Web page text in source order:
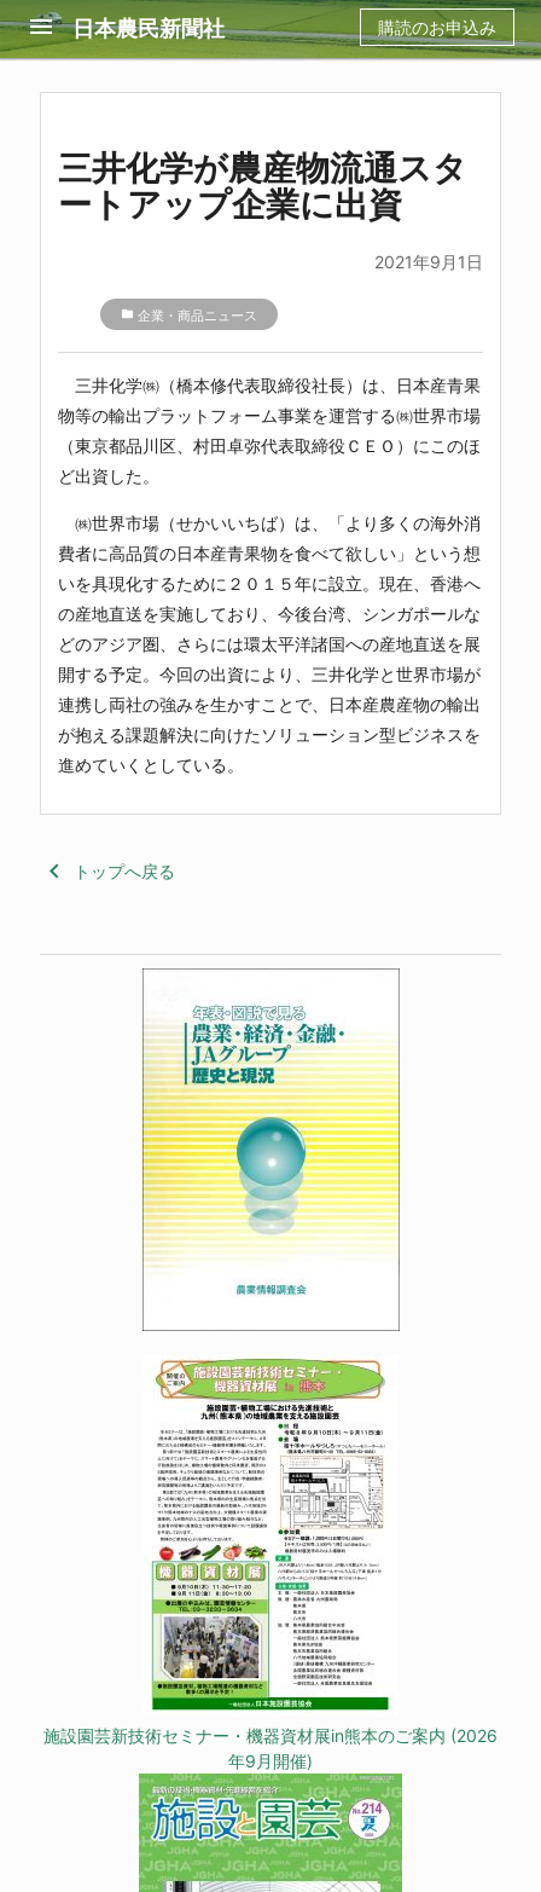
menu 日本農民新聞社 購読のお申込み
三井化学が農産物流通スタ
ートアップ企業に出資
2021年9月1日
folder 企業・商品ニュース
三井化学㈱（橋本修代表取締役社長）は、日本産青果
物等の輸出プラットフォーム事業を運営する㈱世界市場
（東京都品川区、村田卓弥代表取締役ＣＥＯ）にこのほ
ど出資した。
㈱世界市場（せかいいちば）は、「より多くの海外消
費者に高品質の日本産青果物を食べて欲しい」という想
いを具現化するために２０１５年に設立。現在、香港へ
の産地直送を実施しており、今後台湾、シンガポールな
どのアジア圏、さらには環太平洋諸国への産地直送を展
開する予定。今回の出資により、三井化学と世界市場が
連携し両社の強みを生かすことで、日本産農産物の輸出
が抱える課題解決に向けたソリューション型ビジネスを
進めていくとしている。
keyboard_arrow_left トップへ戻る
施設園芸新技術セミナー・機器資材展in熊本のご案内 (2026
年9月開催)